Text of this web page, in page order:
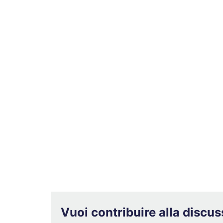
Vuoi contribuire alla